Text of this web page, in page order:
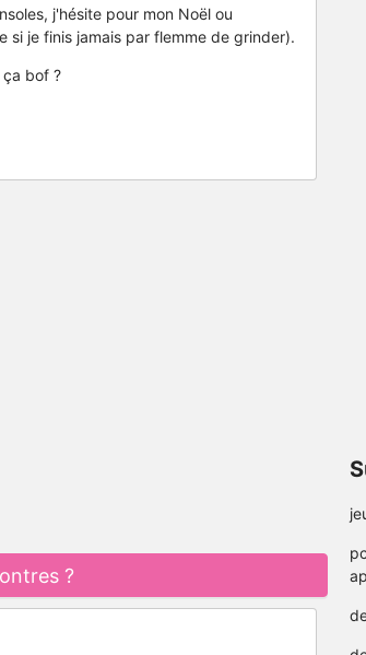
j'hésite pour mon Noël ou
si je finis jamais par flemme de grinder).
bof ?
?